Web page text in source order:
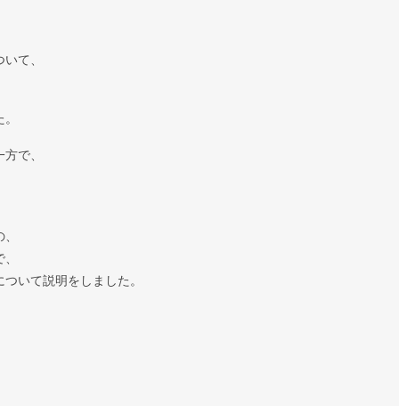
て、
で、
いて説明をしました。